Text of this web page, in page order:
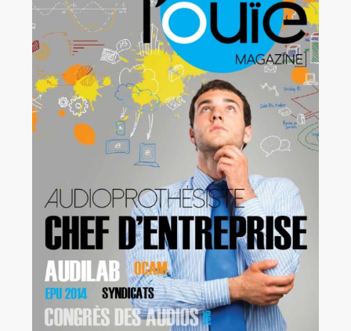
Annonces emploi